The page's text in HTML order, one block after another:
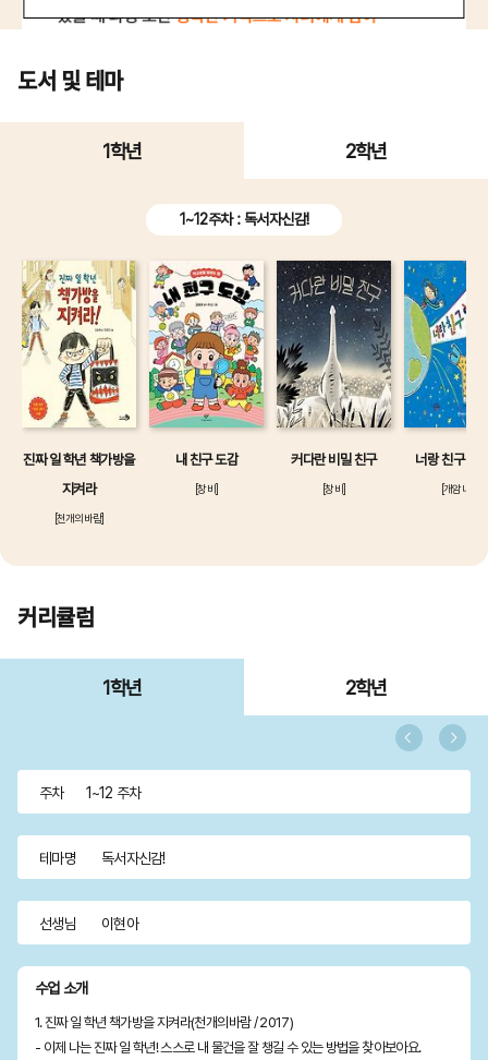
도서 및 테마
1학년 2학년
1~12주차 : 독서자신감!
진짜 일 학년 책가방을
지켜라
[천개의바람]
내 친구 도감
[창비]
커다란 비밀 친구
[창비]
너랑 친구 안
[개암나무]
커리큘럼
1학년 2학년
주차 1~12 주차
테마명 독서자신감!
선생님 이현아
수업 소개
1. 진짜 일 학년 책가방을 지켜라(천개의바람 / 2017)
- 이제 나는 진짜 일 학년! 스스로 내 물건을 잘 챙길 수 있는 방법을 찾아보아요.